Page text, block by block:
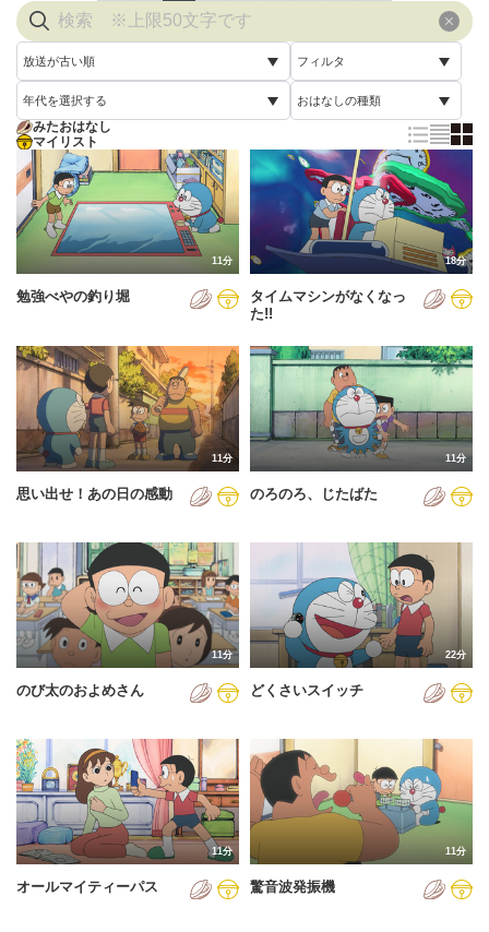
放送が古い順
放送が古い順
放送が新しい順
配信が古い順
配信が新しい順
あいうえお順(降順)
動画が長い順
動画が短い順
フィルタ
すべて
未視聴
年代を選択する
すべて
2005年
2006年
2007年
2008年
2011年
2012年
2013年
2014年
2015年
2016年
2017年
2019年
2020年
2021年
2022年
おはなしの種類
通常回
誕生日スペシャル
みたおはなし
マイリスト
11分
勉強べやの釣り堀
18分
タイムマシンがなくなっ
た!!
11分
思い出せ！あの日の感動
11分
のろのろ、じたばた
11分
のび太のおよめさん
22分
どくさいスイッチ
11分
オールマイティーパス
11分
驚音波発振機